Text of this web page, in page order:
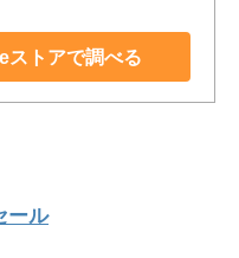
ストアで調べる
ール